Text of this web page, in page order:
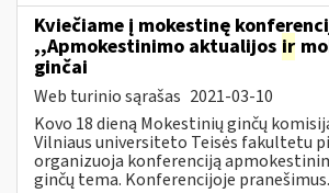
Kviečiame į mokestinę
,,Apmokestinimo aktualijos ir
ginčai
Web turinio sąrašas 2021-03-10
Kovo 18 dieną Mokestinių ginčų
Vilniaus universiteto Teisės fakultetu
organizuoja konferenciją
ginčų tema. Konferencijoje